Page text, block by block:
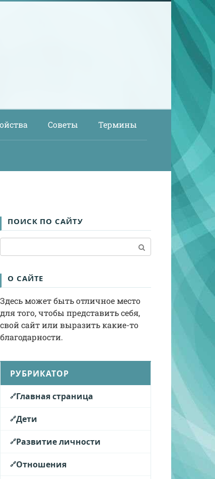
Советы Термины
ПОИСК ПО САЙТУ
О САЙТЕ
Здесь может быть отличное место
для того, чтобы представить себя,
свой сайт или выразить какие-то
благодарности.
РУБРИКАТОР
Главная страница
Дети
Развитие личности
Отношения